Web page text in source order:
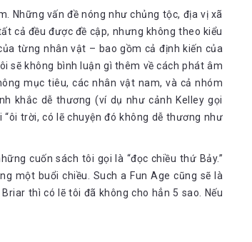
Những vấn đề nóng như chủng tộc, địa vị xã
cả đều được đề cập, nhưng không theo kiểu
từng nhân vật – bao gồm cả định kiến của
sẽ không bình luận gì thêm về cách phát âm
mục tiêu, các nhân vật nam, và cả nhóm
khắc dễ thương (ví dụ như cảnh Kelley gọi
trời, có lẽ chuyện đó không dễ thương như
cuốn sách tôi gọi là “đọc chiều thứ Bảy.”
một buổi chiều. Such a Fun Age cũng sẽ là
thì có lẽ tôi đã không cho hẳn 5 sao. Nếu